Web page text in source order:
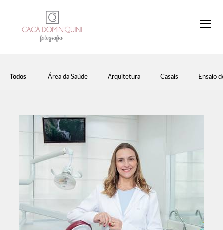
Todos Área da Saúde Arquitetura Casais Ensaio